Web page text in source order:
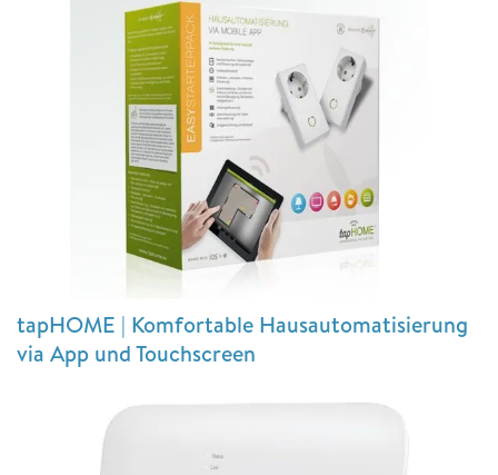
tapHOME | Komfortable Hausautomatisierung
via App und Touchscreen